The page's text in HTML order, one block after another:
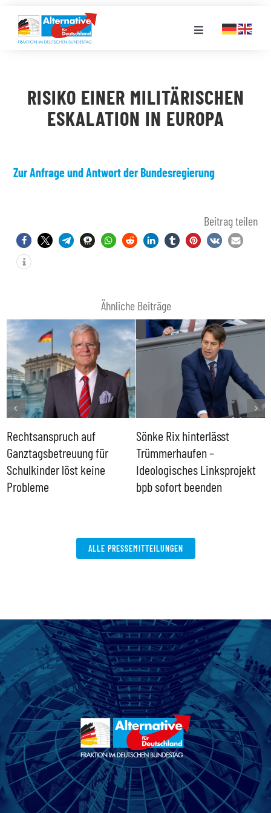
Inhalt
springen
Toggle
LANDESGRUPPEN
MEDIATHEK
RISIKO EINER MILITÄRISCHEN
ESKALATION IN EUROPA
Zur Anfrage und Antwort der Bundesregierung
Beitrag teilen
Ähnliche Beiträge
Rechtsanspruch auf
Ganztagsbetreuung für
Schulkinder löst keine
Probleme
Sönke Rix hinterlässt
Trümmerhaufen –
Ideologisches Linksprojekt
bpb sofort beenden
ALLE PRESSEMITTEILUNGEN